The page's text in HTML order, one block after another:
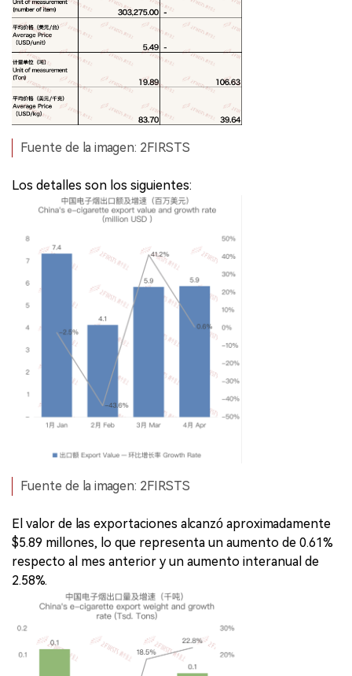
Fuente de la imagen: 2FIRSTS
Los detalles son los siguientes:
Fuente de la imagen: 2FIRSTS
El valor de las exportaciones alcanzó aproximadamente
$5.89 millones, lo que representa un aumento de 0.61%
respecto al mes anterior y un aumento interanual de
2.58%.